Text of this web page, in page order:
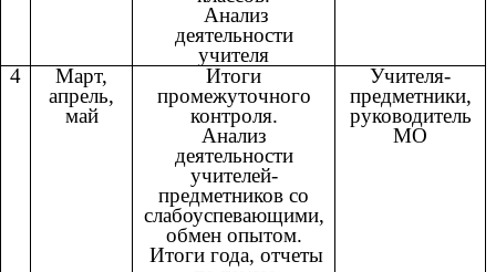
Анализ
деятельности
учителя
4
Март,
апрель,
май
Итоги
промежуточного
контроля.
Анализ
деятельности
учителей-
предметников со
слабоуспевающими,
обмен опытом.
Итоги года, отчеты
Учителя-
предметники,
руководитель
МО